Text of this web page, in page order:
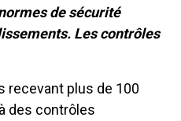
de sécurité
Les contrôles
recevant plus de 100
des contrôles